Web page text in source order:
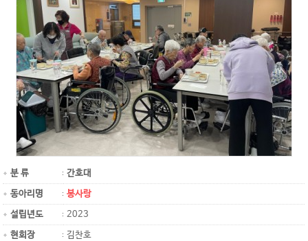
분 류
간호대
동아리명
봉사랑
설립년도
2023
현회장
김찬호